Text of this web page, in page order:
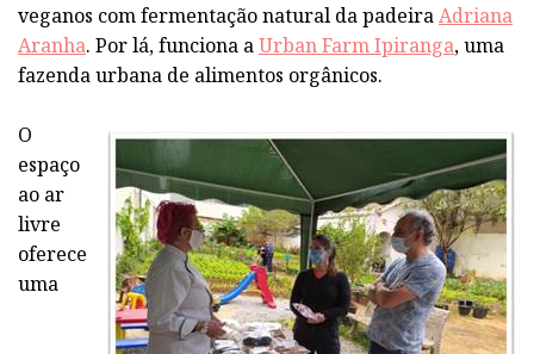
veganos com fermentação natural da padeiraAdriana
Aranha. Por lá, funciona aUrban Farm Ipiranga, uma
fazenda urbana de alimentos orgânicos.
O
espaço
ao ar
livre
oferece
uma